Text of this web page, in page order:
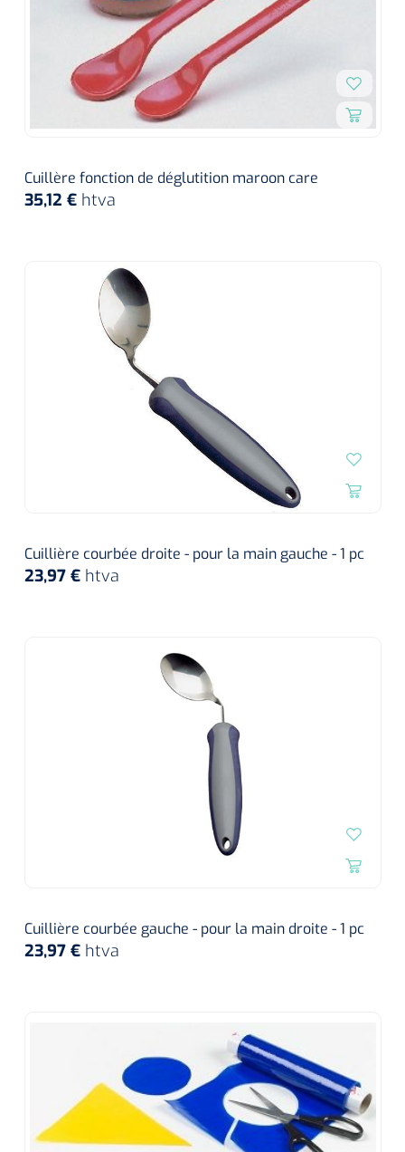
Cuillère fonction de déglutition maroon care
35,12 € htva
Cuillière courbée droite - pour la main gauche - 1 pc
23,97 € htva
Cuillière courbée gauche - pour la main droite - 1 pc
23,97 € htva